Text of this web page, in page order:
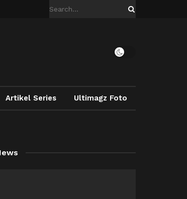
Artikel Series Ultimagz Foto